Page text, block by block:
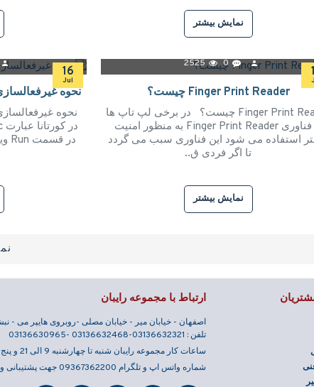
نمایش بیشتر
0
2525
Finger Print Reader چیست؟
Finger Print Reader چیست؟ در برخی لپ تاپ ها
از فناوری Finger Print Reader به منظور امنیت
استفاده می شود این فناوری سبب می گردد
تا اگر فردی ق..
نمایش بیشتر
16
Jul
نحوه
در قسمت Run ویندوز این عبارت را وارد نمایید. ..
نمایش
ارتباط با مجموعه رایبان
اصفهان - خیابان میر - خیابان مصلی -روبروی هایپر می - نبش بن بست 23 -
تلفن : 03136632321-03136632468 -03136630965
ساعات کار مجموعه رایبان شنبه تا چهارشنبه 9 الی 21 و پنج شنبه 9 الی 13
شماره واتس اپ و تلگرام 09367362200 جهت پشتیبانی و پاسخگویی 24 ساعته